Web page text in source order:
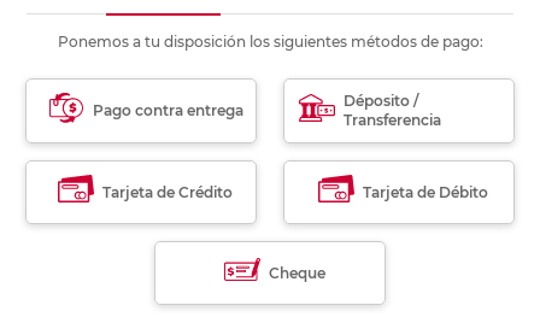
Ponemos a tu disposición los siguientes métodos de pago:
Pago contra entrega
Déposito /
Transferencia
Tarjeta de Crédito Tarjeta de Débito
Cheque